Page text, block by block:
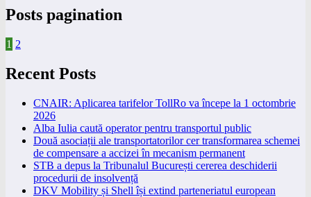
Posts pagination
1 2
Recent Posts
CNAIR: Aplicarea tarifelor TollRo va începe la 1 octombrie
2026
Alba Iulia caută operator pentru transportul public
Două asociații ale transportatorilor cer transformarea schemei
de compensare a accizei în mecanism permanent
STB a depus la Tribunalul București cererea deschiderii
procedurii de insolvență
DKV Mobility și Shell își extind parteneriatul european